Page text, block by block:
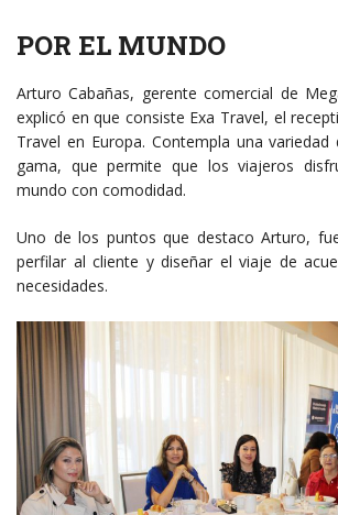
POR EL MUNDO
Arturo Cabañas, gerente comercial de
explicó en que consiste Exa Travel, el
Travel en Europa. Contempla una
gama, que permite que los viajeros
mundo con comodidad.
Uno de los puntos que destaco Arturo,
perfilar al cliente y diseñar el viaje de
necesidades.